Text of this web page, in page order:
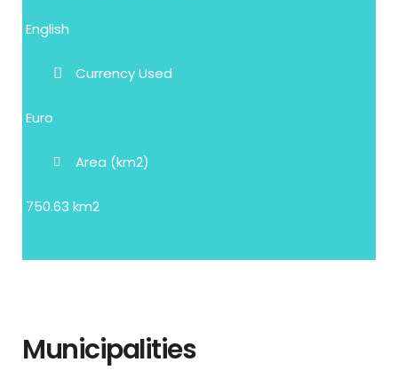
English
Currency Used
Euro
Area (km2)
750.63 km2
Municipalities